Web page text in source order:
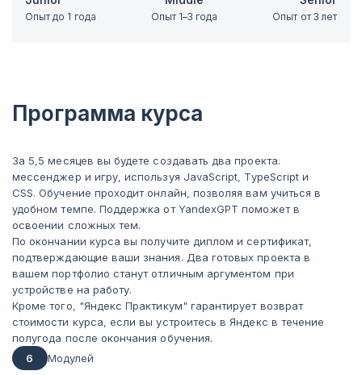
Опыт до 1 года Опыт 1–3 года Опыт от 3 лет
Программа курса
За 5,5 месяцев вы будете создавать два проекта:
мессенджер и игру, используя JavaScript, TypeScript и
CSS. Обучение проходит онлайн, позволяя вам учиться в
удобном темпе. Поддержка от YandexGPT поможет в
освоении сложных тем.
По окончании курса вы получите диплом и сертификат,
подтверждающие ваши знания. Два готовых проекта в
вашем портфолио станут отличным аргументом при
устройстве на работу.
Кроме того, "Яндекс Практикум" гарантирует возврат
стоимости курса, если вы устроитесь в Яндекс в течение
полугода после окончания обучения.
6
Модулей